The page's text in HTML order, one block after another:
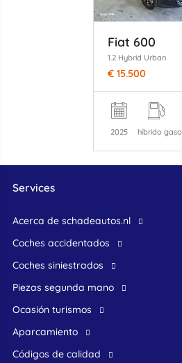
Fiat 600
1.2 Hybrid Urban
€ 15.500
2025 híbrido
Services
Acerca de schadeautos.nl
Coches accidentados
Coches siniestrados
Piezas segunda mano
ocasión turismos
Aparcamiento
Códigos de calidad